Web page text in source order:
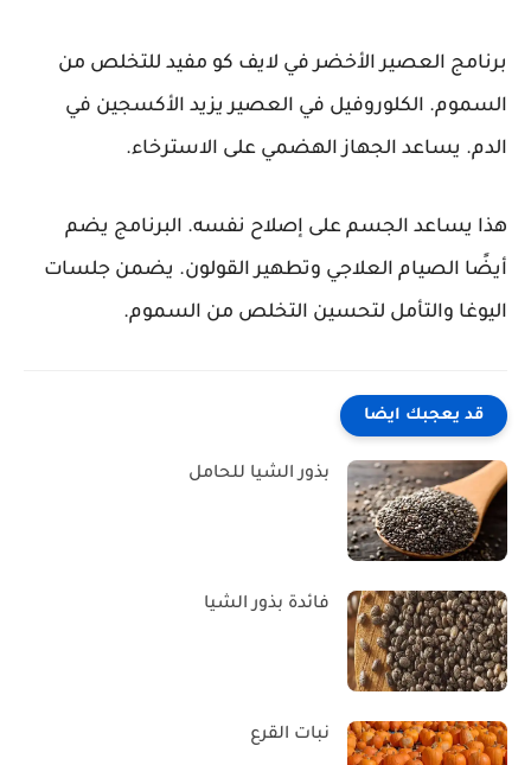
برنامج العصير الأخضر في لايف كو مفيد للتخلص من
السموم. الكلوروفيل في العصير يزيد الأكسجين في
الدم. يساعد الجهاز الهضمي على الاسترخاء.
هذا يساعد الجسم على إصلاح نفسه. البرنامج يضم
أيضًا الصيام العلاجي وتطهير القولون. يضمن جلسات
اليوغا والتأمل لتحسين التخلص من السموم.
قد يعجبك ايضا
بذور الشيا للحامل
فائدة بذور الشيا
نبات القرع